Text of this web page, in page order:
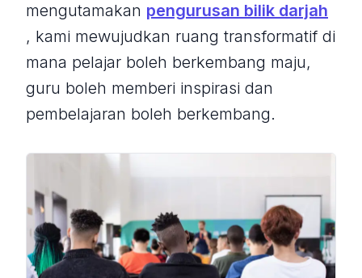
mengutamakan pengurusan bilik darjah
, kami mewujudkan ruang transformatif di
mana pelajar boleh berkembang maju,
guru boleh memberi inspirasi dan
pembelajaran boleh berkembang.